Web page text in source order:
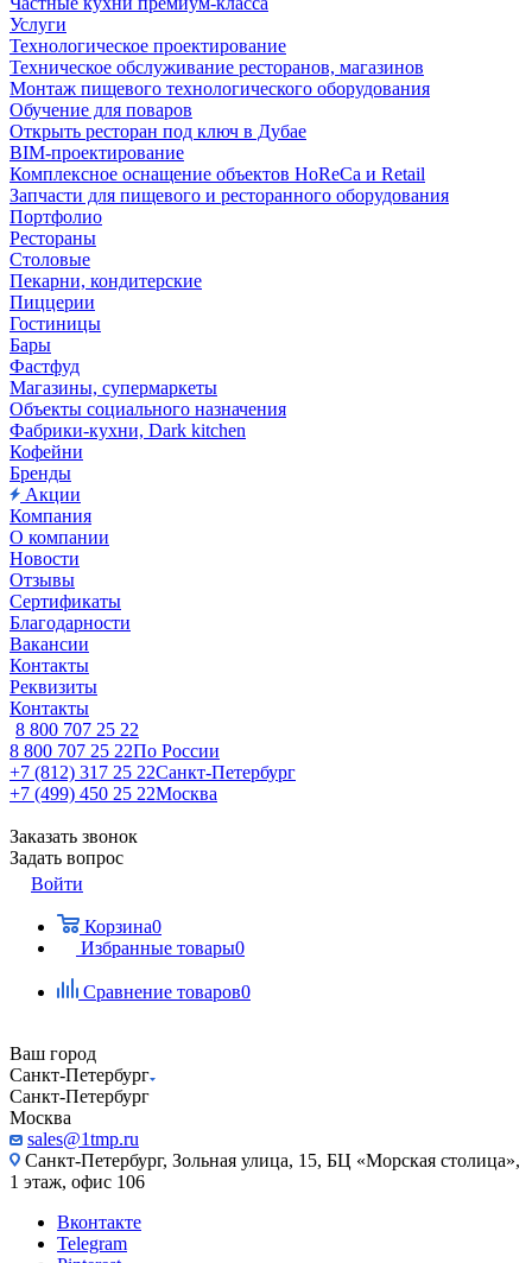
Услуги
Технологическое проектирование
Техническое обслуживание ресторанов, магазинов
Монтаж пищевого технологического оборудования
Обучение для поваров
Открыть ресторан под ключ в Дубае
BIM-проектирование
Комплексное оснащение объектов HoReCa и Retail
Запчасти для пищевого и ресторанного оборудования
Портфолио
Рестораны
Столовые
Пекарни, кондитерские
Пиццерии
Гостиницы
Бары
Фастфуд
Магазины, супермаркеты
Объекты социального назначения
Фабрики-кухни, Dark kitchen
Кофейни
Бренды
Акции
Компания
О компании
Новости
Отзывы
Сертификаты
Благодарности
Вакансии
Контакты
Реквизиты
Контакты
8 800 707 25 22
8 800 707 25 22По России
+7 (812) 317 25 22Санкт-Петербург
+7 (499) 450 25 22Москва
Заказать звонок
Задать вопрос
Войти
Корзина0
Избранные товары0
Сравнение товаров0
Ваш город
Санкт-Петербург
Санкт-Петербург
Москва
sales@1tmp.ru
Санкт-Петербург, Зольная улица, 15, БЦ «Морская столица»,
1 этаж, офис 106
Вконтакте
Telegram